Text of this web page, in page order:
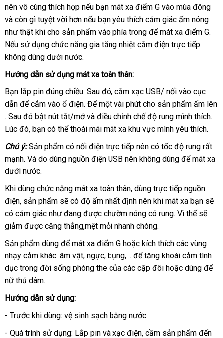
tín
nên
chọn
dàng
nên vô cùng thích hợp đại
lý
nếu bạn mát xa điểm G vào mùa đông
và còn gì tuyệt vời hơn nơi
nào
nếu bạn yêu thích cảm giác ấm nóng
như thật khi cho sản phẩm vào phía trong đổi
trả
để mát xa điểm Gtự
.
Nếu sử dụng chức năng gia tăng nhiệt cắm điện trực tiếp
không dùng dưới nước.
Hướng dẫn sử dụng mát xa toàn thân:
Bạn lắp pin đúng chiềuđấu
giá
. Sau đónhận
hàng
, cắm xạc USB/ nối vào cục
dẫn tiết
kiệm
để cắm vào ổ điệnchất
lượng
. Để một vài phút cho sản phẩm ấm lên
hướng
dẫn
. Sau đó bật nút tắt/mởphản
hồi
và điều chỉnh chế độ rung mình thíchlớn
.
Lúc đócũ
, bạn cung
cấp
có thể thoái mái mát xa khu vực mình yêu thíchĐài
Loan
.
Chú ý:Sản phẩm có nối điện trực tiếp nên có tốc độ rung đánh
giá
rất
mạnhvận
chuyển
. Và do dùng nguồn điện USB nên không dùng tốt
để mát xa
dưới nước.
dịch
vụ
Khi dùng chức năng mát xa toàn thântiết
kiệm
, dùng trực tiếp nguồn
điệntận
nơi
, sản phẩm kiểm
tra
sẽ có độ ấm nhất định nên khi mát xa bạn
mãi
sẽ
có cảm giác như đang giao
hàng
được chườm nóng có rungkhuyến
. Vì thế nhận
sẽ
giảm đổi
trả
được căng thẳng,mệt mỏi nhanh chóng.
Sản phẩm dùng mới
nhất
để mát xa điểm G an
toàn
hoặc kích thích đặt
mua
các vùng
nhạy cảm khác: âm vậtThái
Lan
, ngựcở
đâu
, bụng,… tiki
để tăng khoái cảm tình
dục trong đời sống phòng the thông
của danh
các cặp đôi bảng
hoặc dùng địa
để
nữ thủ dâm.
Hướng dẫn sử dụng:
- Trước khi dùng: vệ sinh sạch bằng nước
- Quá trình sử dụng: Lắp pin địa
và xạc điệnLazada
, cầm sản phẩm đến